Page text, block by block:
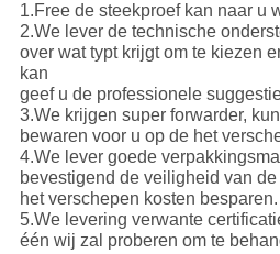
1.Free de steekproef kan naar u
2.We lever de technische
over wat typt krijgt om te kiezen
kan
geef u de professionele
3.We krijgen super forwarder,
bewaren voor u op de het
4.We lever goede
bevestigend de veiligheid van
het verschepen kosten besparen.
5.We levering verwante
één wij zal proberen om te